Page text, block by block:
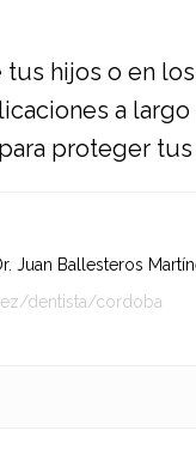
tus hijos o en
a
proteger
Juan Ballesteros
dentista/cordoba